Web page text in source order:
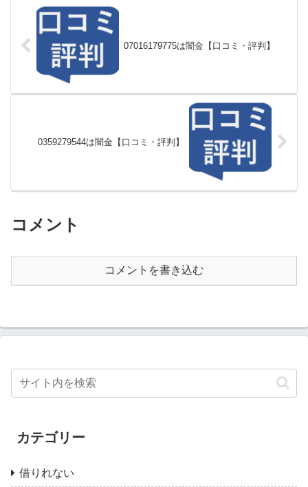
07016179775は闇金【口コミ・評判】
0359279544は闇金【口コミ・評判】
コメント
コメントを書き込む
カテゴリー
借りれない